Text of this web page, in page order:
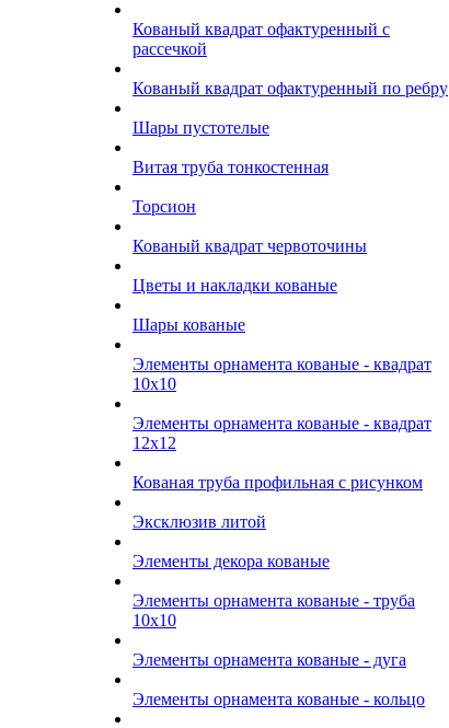
Кованый квадрат офактуренный с
рассечкой
Кованый квадрат офактуренный по ребру
Шары пустотелые
Витая труба тонкостенная
Торсион
Кованый квадрат червоточины
Цветы и накладки кованые
Шары кованые
Элементы орнамента кованые - квадрат
10х10
Элементы орнамента кованые - квадрат
12х12
Кованая труба профильная с рисунком
Эксклюзив литой
Элементы декора кованые
Элементы орнамента кованые - труба
10х10
Элементы орнамента кованые - дуга
Элементы орнамента кованые - кольцо